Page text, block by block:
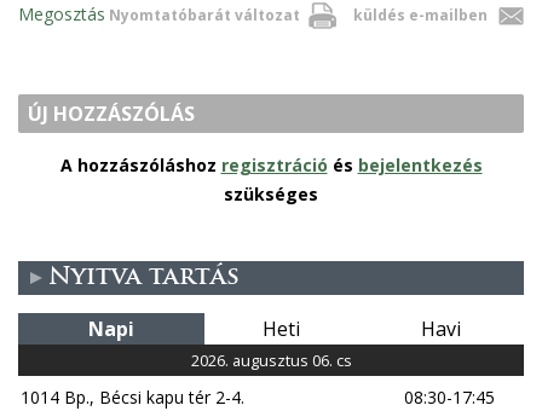
Nyomtatóbarát változat küldés e-mailben
Megosztás
ÚJ HOZZÁSZÓLÁS
A hozzászóláshoz regisztráció és bejelentkezés
szükséges
Nyitva tartás
Napi Heti Havi
2026. augusztus 06. cs
1014 Bp., Bécsi kapu tér 2-4.
08:30-17:45